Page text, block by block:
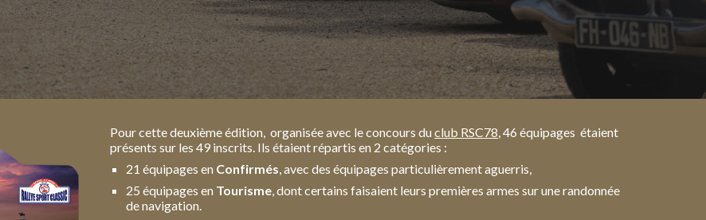
Pour cette deuxième édition, organisée avec le concours duclub RSC78, 46 équipages étaient
présents sur les 49 inscrits. Ils étaient répartis en 2 catégories :
21 équipages en Confirmés, avec des équipages particulièrement aguerris,
25 équipages en Tourisme, dont certains faisaient leurs premières armes sur une randonnée
de navigation.